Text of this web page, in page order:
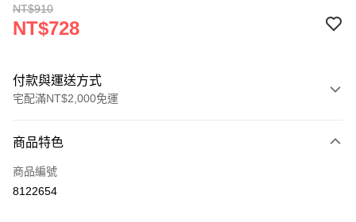
NT$910
NT$728
付款與運送方式
宅配滿NT$2,000免運
信用卡一次付款
信用卡分期付款
商品特色
商品編號
8122654